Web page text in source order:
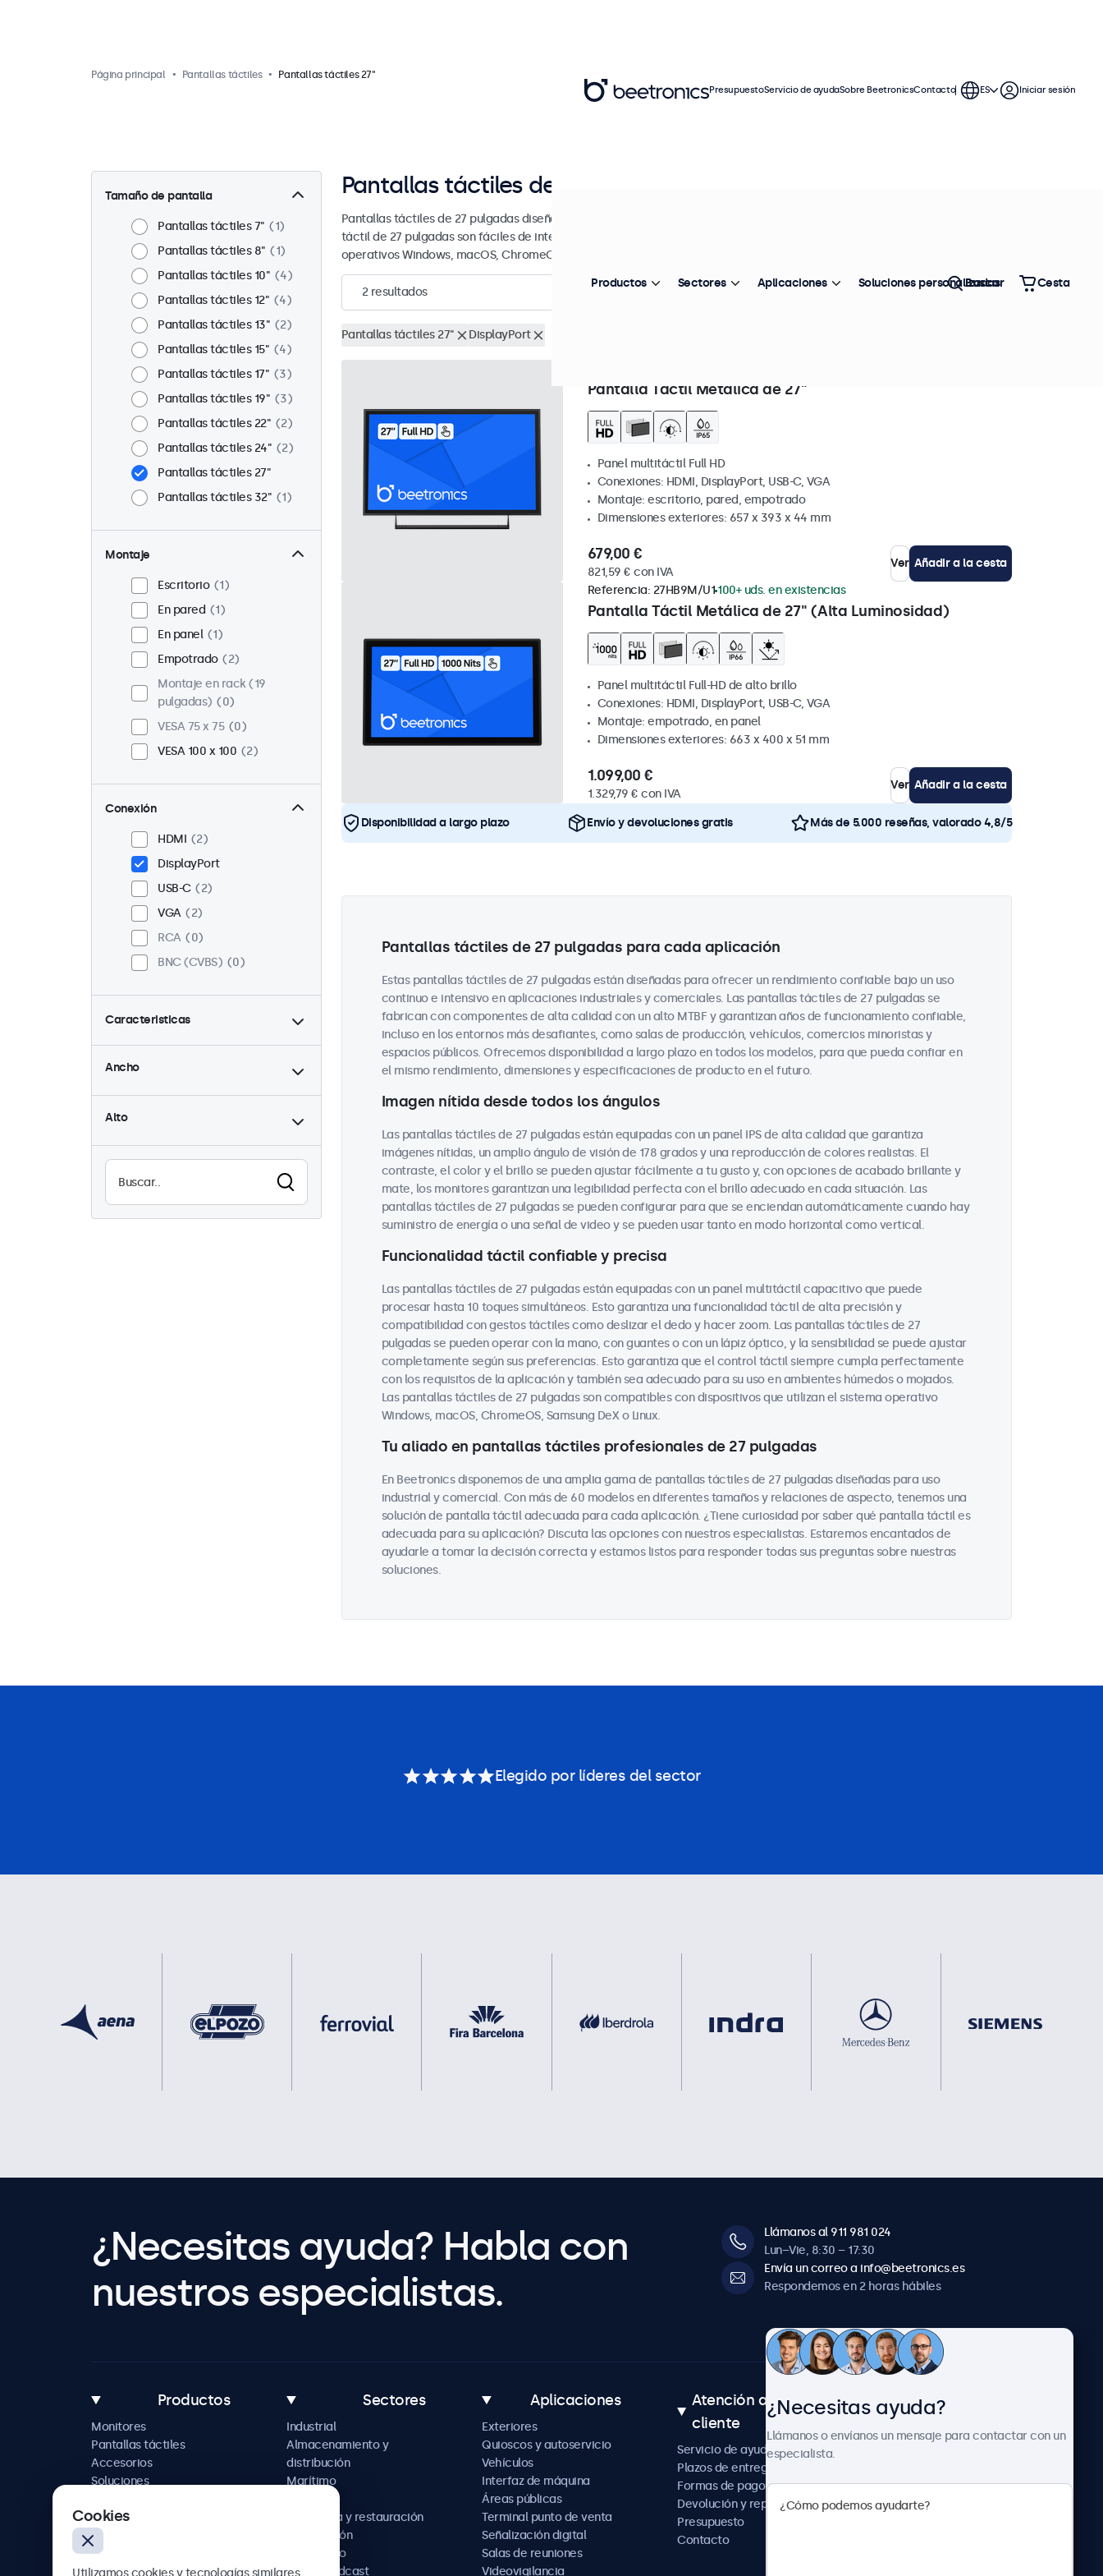
Página principal Pantallas táctiles Pantallas táctiles 27"
Tamaño de pantalla
Pantallas táctiles 7"
1
Pantallas táctiles 8"
1
Pantallas táctiles 10"
4
Pantallas táctiles 12"
4
Pantallas táctiles 13"
2
Pantallas táctiles 15"
4
Pantallas táctiles 17"
3
Pantallas táctiles 19"
3
Pantallas táctiles 22"
2
Pantallas táctiles 24"
2
Pantallas táctiles 27"
Pantallas táctiles 32"
1
Montaje
Escritorio
1
En pared
1
En panel
1
Empotrado
2
Montaje en rack (19
pulgadas)
0
VESA 75 x 75
0
VESA 100 x 100
2
Conexión
HDMI
2
DisplayPort
USB-C
2
VGA
2
RCA
0
BNC (CVBS)
0
Caracteristicas
4:3 / 5:4
0
Ajuste de brillo
2
Legible a la luz del sol
1
A prueba de polvo (IP65)
2
Ancho
Alto
Pantallas táctiles de 27 pulgadas
Pantallas táctiles de 27 pulgadas diseñada para uso profesional y uso continuo. Estos monitores con pantalla
táctil de 27 pulgadas son fáciles de integrar en cualquier contexto y son compatibles con los sistemas
operativos Windows, macOS, ChromeOS y Linux.
2resultados Top ventas
Pantallas táctiles 27" DisplayPort
Pantalla Táctil Metálica de 27"
Panel multitáctil Full HD
Conexiones: HDMI, DisplayPort, USB-C, VGA
Montaje: escritorio, pared, empotrado
Dimensiones exteriores: 657 x 393 x 44 mm
679,00 €
821,59 € con IVA
Ver Añadir a la cesta
Pantalla Táctil Metálica de 27" (Alta Luminosidad)
Referencia: 27HB9M/U1 100+ uds. en existencias
Panel multitáctil Full-HD de alto brillo
Conexiones: HDMI, DisplayPort, USB-C, VGA
Montaje: empotrado, en panel
Dimensiones exteriores: 663 x 400 x 51 mm
1.099,00 €
1.329,79 € con IVA
Ver Añadir a la cesta
Disponibilidad a largo plazo Envío y devoluciones gratis Más de 5.000 reseñas, valorado 4,8/5
Pantallas táctiles de 27 pulgadas para cada aplicación
Estas pantallas táctiles de 27 pulgadas están diseñadas para ofrecer un rendimiento confiable bajo un uso
continuo e intensivo en aplicaciones industriales y comerciales. Las pantallas táctiles de 27 pulgadas se
fabrican con componentes de alta calidad con un alto MTBF y garantizan años de funcionamiento confiable,
incluso en los entornos más desafiantes, como salas de producción, vehículos, comercios minoristas y
espacios públicos. Ofrecemos disponibilidad a largo plazo en todos los modelos, para que pueda confiar en
el mismo rendimiento, dimensiones y especificaciones de producto en el futuro.
Imagen nítida desde todos los ángulos
Las pantallas táctiles de 27 pulgadas están equipadas con un panel IPS de alta calidad que garantiza
imágenes nítidas, un amplio ángulo de visión de 178 grados y una reproducción de colores realistas. El
contraste, el color y el brillo se pueden ajustar fácilmente a tu gusto y, con opciones de acabado brillante y
mate, los monitores garantizan una legibilidad perfecta con el brillo adecuado en cada situación. Las
pantallas táctiles de 27 pulgadas se pueden configurar para que se enciendan automáticamente cuando hay
suministro de energía o una señal de video y se pueden usar tanto en modo horizontal como vertical.
Funcionalidad táctil confiable y precisa
Las pantallas táctiles de 27 pulgadas están equipadas con un panel multitáctil capacitivo que puede
procesar hasta 10 toques simultáneos. Esto garantiza una funcionalidad táctil de alta precisión y
compatibilidad con gestos táctiles como deslizar el dedo y hacer zoom. Las pantallas táctiles de 27
pulgadas se pueden operar con la mano, con guantes o con un lápiz óptico, y la sensibilidad se puede ajustar
completamente según sus preferencias. Esto garantiza que el control táctil siempre cumpla perfectamente
con los requisitos de la aplicación y también sea adecuado para su uso en ambientes húmedos o mojados.
Las pantallas táctiles de 27 pulgadas son compatibles con dispositivos que utilizan el sistema operativo
Windows, macOS, ChromeOS, Samsung DeX o Linux.
Tu aliado en pantallas táctiles profesionales de 27 pulgadas
En Beetronics disponemos de una amplia gama de pantallas táctiles de 27 pulgadas diseñadas para uso
industrial y comercial. Con más de 60 modelos en diferentes tamaños y relaciones de aspecto, tenemos una
solución de pantalla táctil adecuada para cada aplicación. ¿Tiene curiosidad por saber qué pantalla táctil es
adecuada para su aplicación? Discuta las opciones con nuestros especialistas. Estaremos encantados de
ayudarle a tomar la decisión correcta y estamos listos para responder todas sus preguntas sobre nuestras
soluciones.
PresupuestoServicio de ayudaSobre BeetronicsContacto ES Iniciar sesión
Productos Sectores Aplicaciones Soluciones personalizadas
Buscar Cesta
Elegido por líderes del sector
¿Necesitas ayuda? Habla con
nuestros especialistas.
Llámanos al 911 981 024
Lun–Vie, 8:30 – 17:30
Envía un correo a info@beetronics.es
Respondemos en 2 horas hábiles
Productos
Monitores
Pantallas táctiles
Accesorios
Soluciones
Sectores
Industrial
Almacenamiento y
distribución
Marítimo
Hostelería y restauración
Automoción
Ferroviario
AV y broadcast
Aplicaciones
Exteriores
Quioscos y autoservicio
Vehículos
Interfaz de máquina
Áreas públicas
Terminal punto de venta
Señalización digital
Salas de reuniones
Videovigilancia
Atención al
cliente
Servicio de ayuda
Plazos de entrega
Formas de pago
Devolución y reparación
Presupuesto
Contacto
Sobre Beetronics
Trabaja con nosotros
Términos y Condiciones
¿Necesitas ayuda?
Llámanos o envíanos un mensaje para contactar con un
especialista.
Cookies
Utilizamos cookies y tecnologías similares